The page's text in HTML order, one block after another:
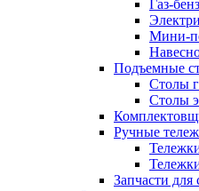
Газ-
Мини-
Подъемные
Столы
Столы
Ручные
Запчасти для